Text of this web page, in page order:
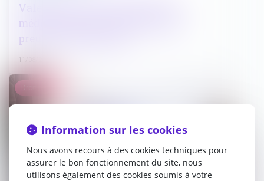
Valeur de l’avis consultatif d’un
médecin légiste comme mode de
preuve et rôle du juge
11/08/2023
Droit public
Information sur les cookies
Nous avons recours à des cookies techniques pour
assurer le bon fonctionnement du site, nous
utilisons également des cookies soumis à votre